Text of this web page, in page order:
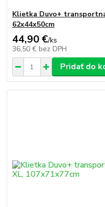
Klietka Duvo+
62x44x50cm
44,90 €/ks
36,50 € bez DPH
Pridať do